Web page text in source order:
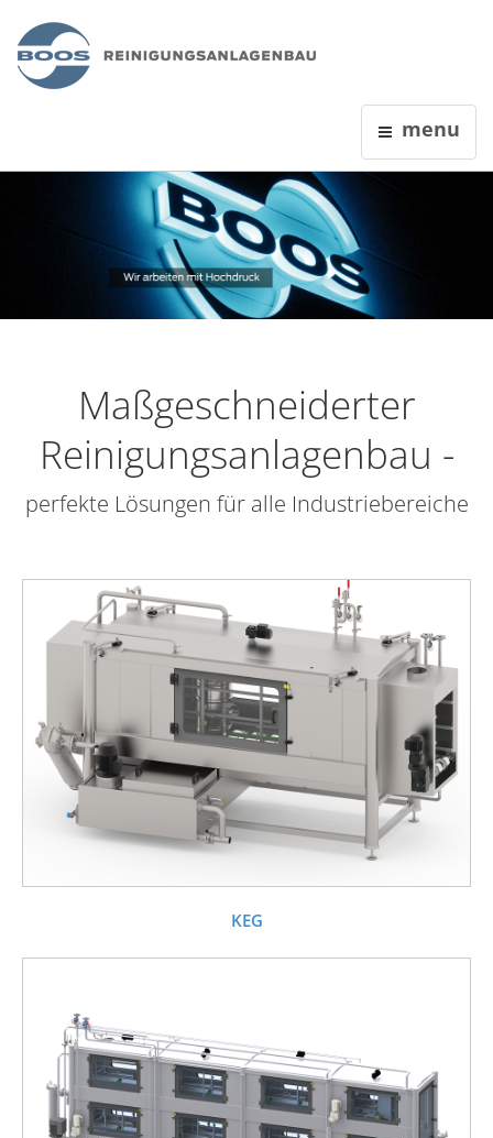
menu
Maßgeschneiderter
Reinigungsanlagenbau -
perfekte Lösungen für alle Industriebereiche
KEG